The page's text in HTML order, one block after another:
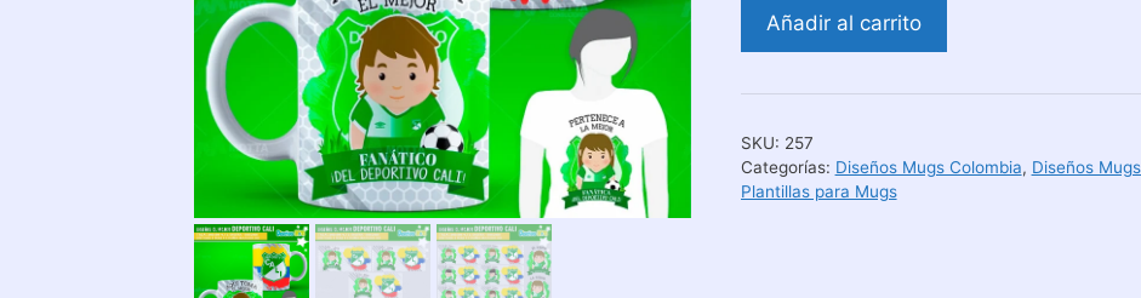
Diseños
Fanático
Cali
cantidad
Añadir al carrito
SKU: 257
Categorías: Diseños Mugs Colombia, Diseños
Plantillas para Mugs